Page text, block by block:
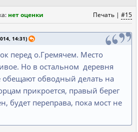
Печать | #15
нет оценки
14:31)
перед о.Гремячем. Место
Но в остальном деревня
обещают обводный делать на
прикроется, правый берег
будет переправа, пока мост не